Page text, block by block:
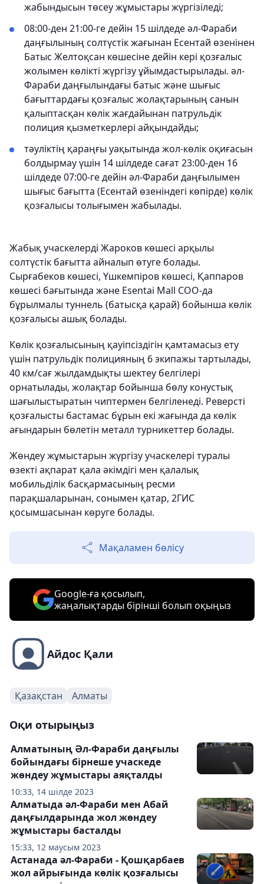
жабындысын төсеу жұмыстары жүргізіледі;
08:00-ден 21:00-ге дейін 15 шілдеде әл-Фараби
даңғылының солтүстік жағынан Есентай өзенінен
Батыс Желтоқсан көшесіне дейін кері қозғалыс
жолымен көлікті жүргізу ұйымдастырылады. әл-
Фараби даңғылындағы батыс және шығыс
бағыттардағы қозғалыс жолақтарының санын
қалыптасқан көлік жағдайынан патрульдік
полиция қызметкерлері айқындайды;
тәуліктің қараңғы уақытында жол-көлік оқиғасын
болдырмау үшін 14 шілдеде сағат 23:00-ден 16
шілдеде 07:00-ге дейін әл-Фараби даңғылымен
шығыс бағытта (Есентай өзеніндегі көпірде) көлік
қозғалысы толығымен жабылады.
Жабық учаскелерді Жароков көшесі арқылы
солтүстік бағытта айналып өтуге болады.
Сырғабеков көшесі, Үшкемпіров көшесі, Қаппаров
көшесі бағытында және Esentai Mall СОО-да
бұрылмалы туннель (батысқа қарай) бойынша көлік
қозғалысы ашық болады.
Көлік қозғалысының қауіпсіздігін қамтамасыз ету
үшін патрульдік полицияның 6 экипажы тартылады,
40 км/сағ жылдамдықты шектеу белгілері
орнатылады, жолақтар бойынша бөлу конустық
шағылыстыратын чиптермен белгіленеді. Реверсті
қозғалысты бастамас бұрын екі жағында да көлік
ағындарын бөлетін металл турникеттер болады.
Жөндеу жұмыстарын жүргізу учаскелері туралы
өзекті ақпарат қала әкімдігі мен қалалық
мобильділік басқармасының ресми
парақшаларынан, сонымен қатар, 2ГИС
қосымшасынан көруге болады.
Мақаламен бөлісу
Google-ға қосылып,
жаңалықтарды бірінші болып оқыңыз
Айдос Қали
Қазақстан Алматы
Оқи отырыңыз
10:33, 14 шілде 2023
Алматының Әл-Фараби даңғылы
бойындағы бірнеше учаскеде
жөндеу жұмыстары аяқталды
15:33, 12 маусым 2023
Алматыда әл-Фараби мен Абай
даңғылдарында жол жөндеу
жұмыстары басталды
Астанада әл-Фараби - Қошқарбаев
жол айрығында көлік қозғалысы